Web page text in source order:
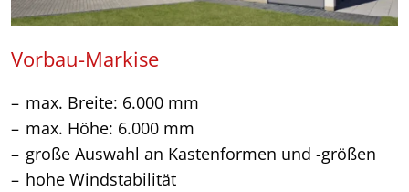
Vorbau-Markise
max. Breite: 6.000 mm
max. Höhe: 6.000 mm
große Auswahl an Kastenformen und -größen
hohe Windstabilität